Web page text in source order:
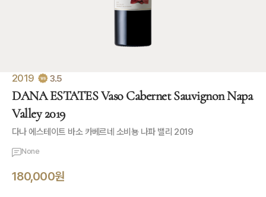
2019 3.5
DANA ESTATES Vaso Cabernet Sauvignon Napa
Valley 2019
다나 에스테이트 바소 카베르네 소비뇽 나파 밸리 2019
None
180,000원